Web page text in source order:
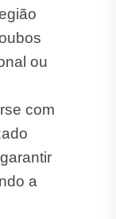
ou
com
a